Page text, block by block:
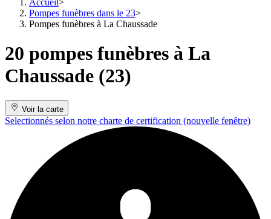
Accueil
Pompes funèbres dans le 23
Pompes funèbres à La Chaussade
20 pompes funèbres à La
Chaussade (23)
Voir la carte
Selectionnés selon notre charte de certification (nouvelle fenêtre)